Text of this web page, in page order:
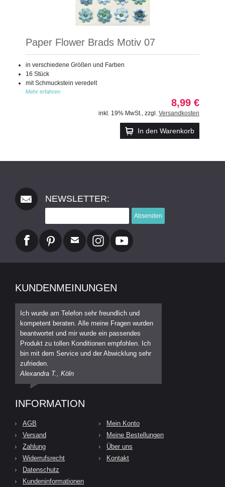
Paper Flower Brads Motiv 07
in verschiedene Größen und Farben
16 Stück
mit Schmuckstein veredelt
Mehr erfahren
8,99 €
inkl. 19% MwSt. zzgl. Versandkosten
In den Warenkorb
NEWSLETTER:
Absenden
KUNDENMEINUNGEN
Ich wurde am Telefon sehr freundlich und
kompetent beraten. Alle meine Fragen wurden
beantwortet und mir wurde ein passendes
Produkt zu tollen Konditionen empfohlen. Ich
bin mit dem Service und der Abwicklung sehr
zufrieden.
Alexandra T., Köln
INFORMATION
AGB
Versand
Zahlung
Widerrufsrecht
Datenschutz
Kundeninformationen
Mein Konto
Meine Bestellungen
Über uns
Kontakt